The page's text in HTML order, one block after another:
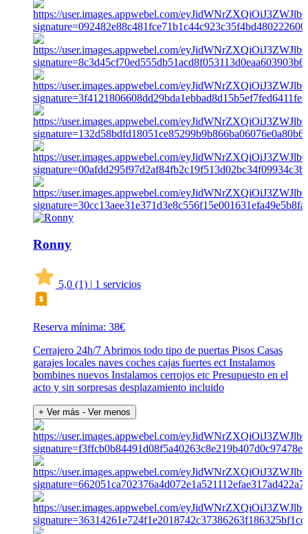
Ronny
5,0 (1) | 1 servicios
Reserva mínima: 38€
Cerrajero 24h/7 Abrimos todo tipo de puertas Pisos Casas
garajes locales naves coches cajas fuertes ect Instalamos
bombines nuevos Instalamos cerrojos etc Presupuesto en el
acto y sin sorpresas desplazamiento incluido
+ Ver más - Ver menos